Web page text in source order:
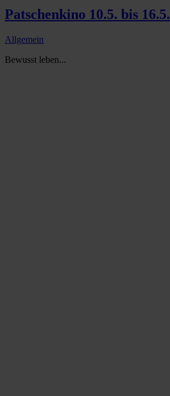
Patschenkino 10.5. bis 16.5.
Allgemein
Bewusst leben...